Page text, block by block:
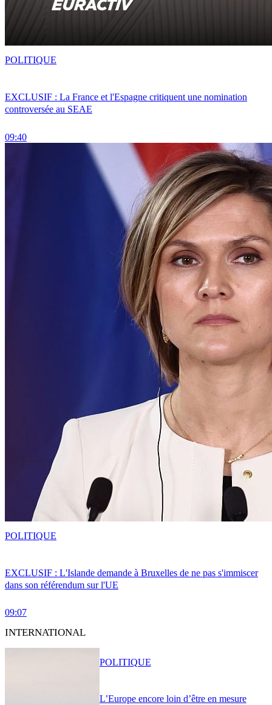
EXCLUSIF : La France et l'Espagne critiquent une nomination
controversée au SEAE
09:40
POLITIQUE
EXCLUSIF : L'Islande demande à Bruxelles de ne pas s'immiscer
dans son référendum sur l'UE
09:07
POLITIQUE
INTERNATIONAL
L’Europe encore loin d’être en mesure
POLITIQUE